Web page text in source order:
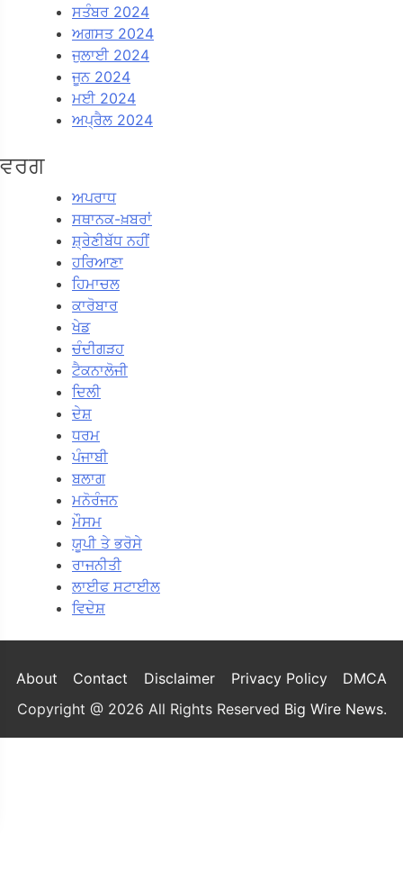
ਸਤੰਬਰ 2024
ਅਗਸਤ 2024
ਜੁਲਾਈ 2024
ਜੂਨ 2024
ਮਈ 2024
ਅਪ੍ਰੈਲ 2024
ਵਰਗ
ਅਪਰਾਧ
ਸਥਾਨਕ-ਖ਼ਬਰਾਂ
ਸ਼੍ਰੇਣੀਬੱਧ ਨਹੀਂ
ਹਰਿਆਣਾ
ਹਿਮਾਚਲ
ਕਾਰੋਬਾਰ
ਖੇਡ
ਚੰਦੀਗੜਹ
ਟੈਕਨਾਲੋਜੀ
ਦਿਲੀ
ਦੇਸ਼
ਧਰਮ
ਪੰਜਾਬੀ
ਬਲਾਗ
ਮਨੋਰੰਜਨ
ਮੌਸਮ
ਯੂਪੀ ਤੇ ਭਰੋਸੇ
ਰਾਜਨੀਤੀ
ਲਾਈਫ ਸਟਾਈਲ
ਵਿਦੇਸ਼
About Contact Disclaimer Privacy Policy
DMCA
Copyright @ 2026 All Rights Reserved Big Wire News.